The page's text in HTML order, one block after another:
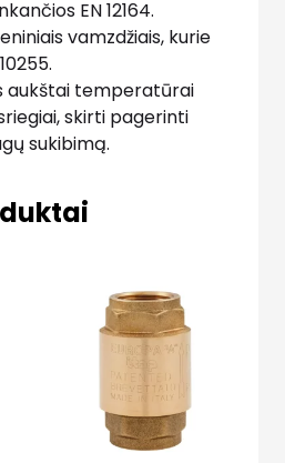
EN 12164.
vamzdžiais, kurie
aukštai temperatūrai
skirti pagerinti
sukibimą.